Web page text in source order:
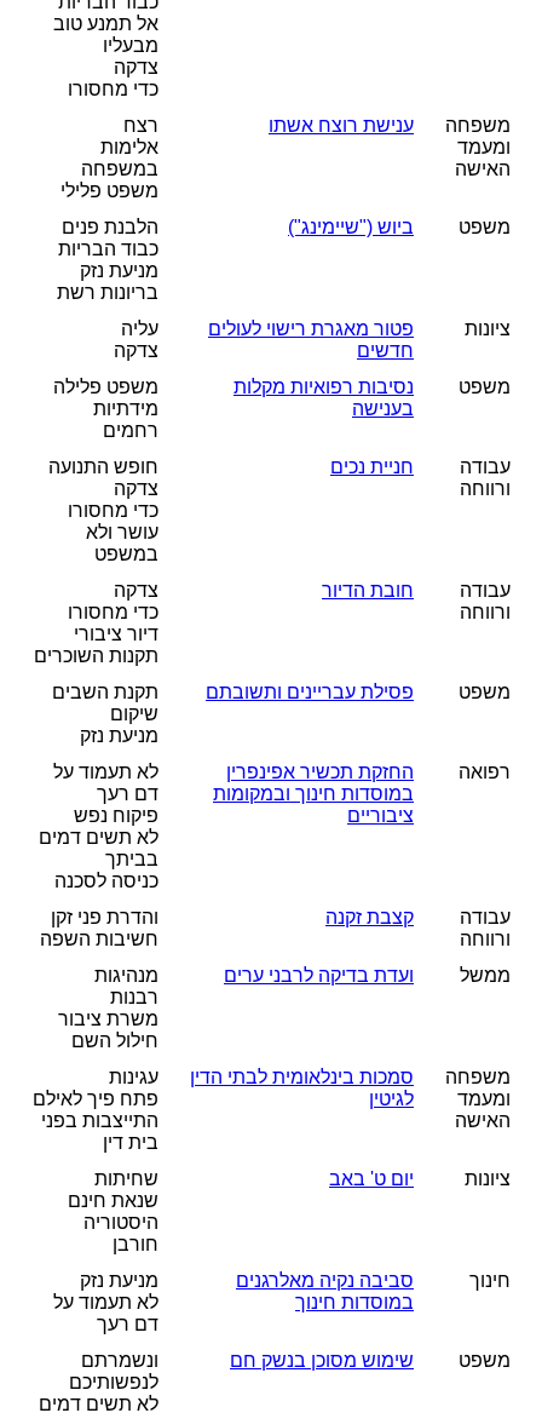
אל תמנע טוב
מבעליו
צדקה
כדי מחסורו
משפחה
ומעמד
האישה
ענישת רוצח אשתו
רצח
אלימות
במשפחה
משפט פלילי
משפט
ביוש ("שיימינג")
הלבנת פנים
כבוד הבריות
מניעת נזק
בריונות רשת
ציונות
פטור מאגרת רישוי לעולים
חדשים
עליה
צדקה
משפט
נסיבות רפואיות מקלות
בענישה
משפט פלילה
מידתיות
רחמים
עבודה
ורווחה
חניית נכים
חופש התנועה
צדקה
כדי מחסורו
עושר ולא
במשפט
עבודה
ורווחה
חובת הדיור
צדקה
כדי מחסורו
דיור ציבורי
תקנות השוכרים
משפט
פסילת עבריינים ותשובתם
תקנת השבים
שיקום
מניעת נזק
רפואה
החזקת תכשיר אפינפרין
במוסדות חינוך ובמקומות
ציבוריים
לא תעמוד על
דם רעך
פיקוח נפש
לא תשים דמים
בביתך
כניסה לסכנה
עבודה
ורווחה
קצבת זקנה
והדרת פני זקן
חשיבות השפה
ממשל
ועדת בדיקה לרבני ערים
מנהיגות
רבנות
משרת ציבור
חילול השם
משפחה
ומעמד
האישה
סמכות בינלאומית לבתי הדין
לגיטין
עגינות
פתח פיך לאילם
התייצבות בפני
בית דין
ציונות
יום ט' באב
שחיתות
שנאת חינם
היסטוריה
חורבן
חינוך
סביבה נקיה מאלרגנים
במוסדות חינוך
מניעת נזק
לא תעמוד על
דם רעך
משפט
שימוש מסוכן בנשק חם
ונשמרתם
לנפשותיכם
לא תשים דמים